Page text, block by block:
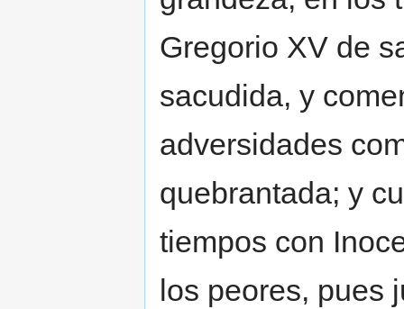
Gregorio XV de
sacudida, y
adversidades
quebrantada; y
tiempos con
los peores, pues